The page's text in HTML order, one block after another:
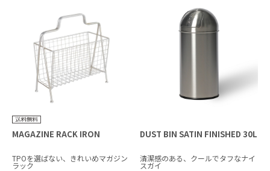
MAGAZINE RACK IRON
TPOを選ばない、きれいめマガジン
ラック
DUST BIN SATIN FINISHED 30L
清潔感のある、クールでタフなナイ
スガイ